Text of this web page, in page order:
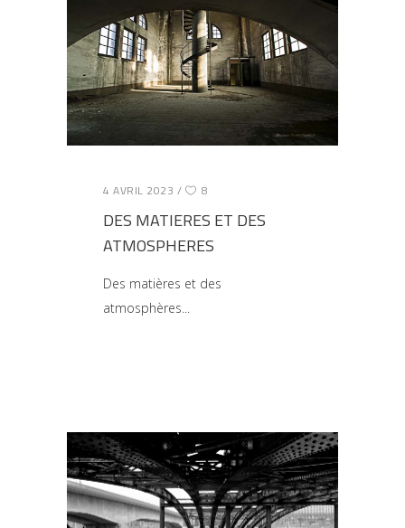
4 AVRIL 2023 8
DES MATIERES ET DES
ATMOSPHERES
Des matières et des
atmosphères